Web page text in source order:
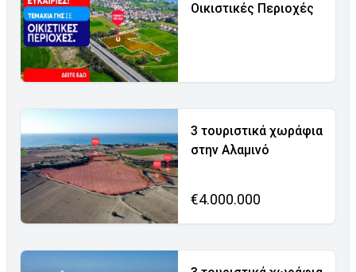
Οικιστικές Περιοχές
3 τουριστικά χωράφια
στην Αλαμινό
€4.000.000